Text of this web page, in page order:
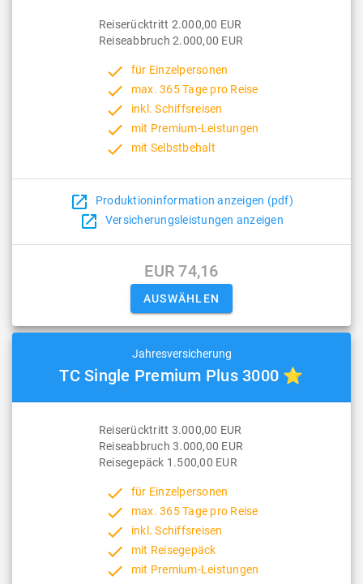
Reiserücktritt 2.000,00 EUR
Reiseabbruch 2.000,00 EUR
done für Einzelpersonen
done max. 365 Tage pro Reise
done inkl. Schiffsreisen
done mit Premium-Leistungen
done mit Selbstbehalt
open_in_new Produktioninformation anzeigen (pdf)
open_in_new Versicherungsleistungen anzeigen
EUR 74,16
Jahresversicherung
TC Single Premium Plus 3000 ⭐
Reiserücktritt 3.000,00 EUR
Reiseabbruch 3.000,00 EUR
Reisegepäck 1.500,00 EUR
done für Einzelpersonen
done max. 365 Tage pro Reise
done inkl. Schiffsreisen
done mit Reisegepäck
done mit Premium-Leistungen